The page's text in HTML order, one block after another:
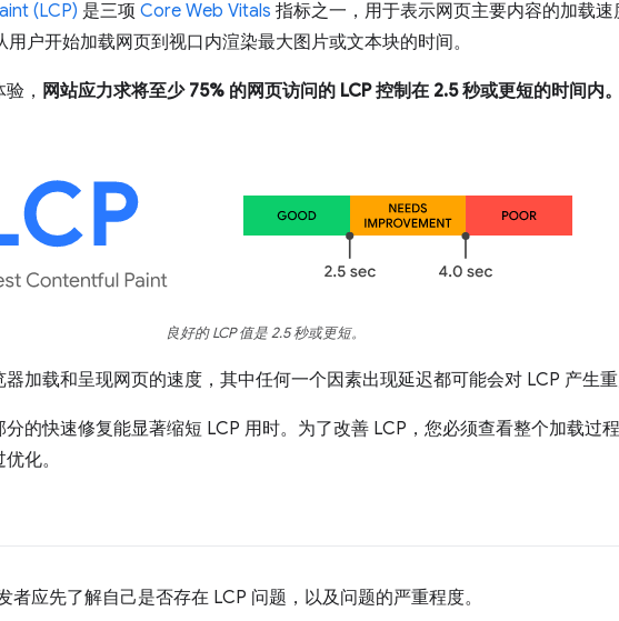
(LCP) 是三项 Core Web Vitals 指标之一，用于表示网页主要内容的加载速
户开始加载网页到视口内渲染最大图片或文本块的时间。
， 网站应力求将至少 75% 的网页访问的 LCP 控制在 2.5 秒或更短的时间内。
良好的 LCP 值是 2.5 秒或更短。
加载和呈现网页的速度，其中任何一个因素出现延迟都可能会对 LCP 产生重
的快速修复能显著缩短 LCP 用时。为了改善 LCP，您必须查看整个加载过
化。
者应先了解自己是否存在 LCP 问题，以及问题的严重程度。